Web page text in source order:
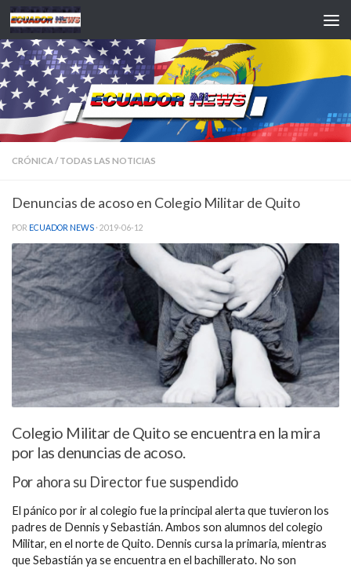
Saltar al contenido
CRÓNICA/ TODAS LAS NOTICIAS
Denuncias de acoso en Colegio Militar de Quito
POR ECUADOR NEWS · 2019-06-12
Colegio Militar de Quito se encuentra en la mira
por las denuncias de acoso.
Por ahora su Director fue suspendido
El pánico por ir al colegio fue la principal alerta que tuvieron los
padres de Dennis y Sebastián. Ambos son alumnos del colegio
Militar, en el norte de Quito. Dennis cursa la primaria, mientras
que Sebastián ya se encuentra en el bachillerato. No son